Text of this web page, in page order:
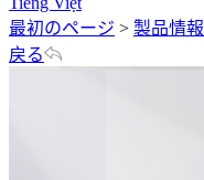
最初のページ > 製品情報
戻る